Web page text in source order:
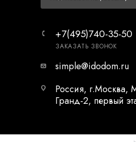
+7(495)740-35-50
ЗАКАЗАТЬ ЗВОНОК
simple@idodom.ru
Россия, г.Москва,
Гранд-2, первый